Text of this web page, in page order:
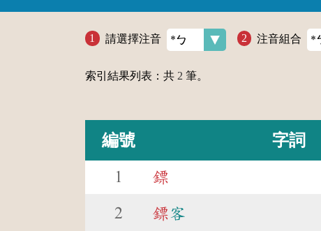
請選擇注音 注音組合
索引結果列表：共 2 筆。
編號 字詞
1 鏢
2 鏢客